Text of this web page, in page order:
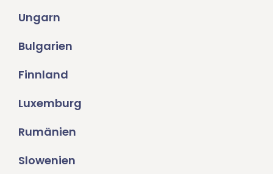
Ungarn
Bulgarien
Finnland
Luxemburg
Rumänien
Slowenien